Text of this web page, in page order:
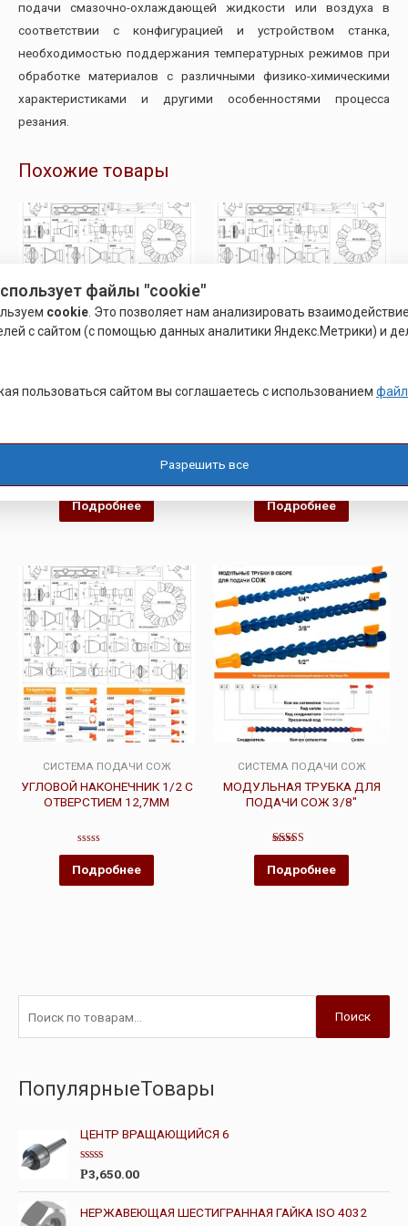
подачи смазочно-охлаждающей жидкости или воздуха в
соответствии с конфигурацией и устройством станка,
необходимостью поддержания температурных режимов при
обработке материалов с различными физико-химическими
характеристиками и другими особенностями процесса
резания.
Похожие товары
Оценка
0
из
5
Подробнее
Оценка
0
из
5
Подробнее
СИСТЕМА ПОДАЧИ СОЖ
УГЛОВОЙ НАКОНЕЧНИК 1/2 С
ОТВЕРСТИЕМ 12,7ММ
Оценка
0
из
5
Подробнее
СИСТЕМА ПОДАЧИ СОЖ
МОДУЛЬНАЯ ТРУБКА ДЛЯ
ПОДАЧИ СОЖ 3/8″
Оценка
из 5
Подробнее
Поиск
ПопулярныеТовары
ЦЕНТР ВРАЩАЮЩИЙСЯ 6
О
е
н
к
Р3,650.00
НЕРЖАВЕЮЩАЯ ШЕСТИГРАННАЯ ГАЙКА ISO 4032
файлы "cookie"
cookie . Это позволяет нам анализировать
с сайтом (с помощью данных аналитики Яндекс.Метрики) и
пользоваться сайтом вы соглашаетесь с использованием
Разрешить все